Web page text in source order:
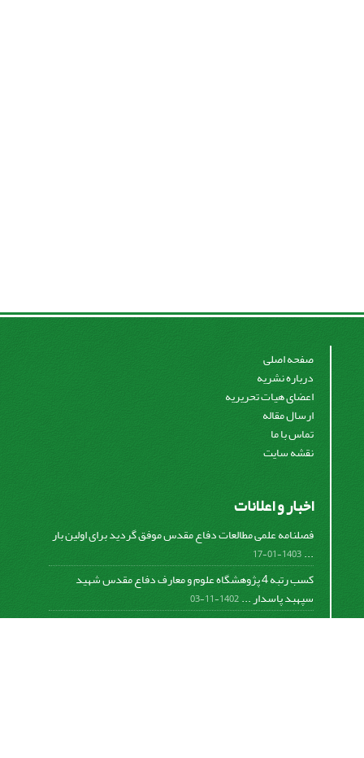
صفحه اصلی
درباره نشریه
اعضای هیات تحریریه
ارسال مقاله
تماس با ما
نقشه سایت
اخبار و اعلانات
فصلنامه علمی مطالعات دفاع مقدس موفق گردید برای اولین بار
...
1403-01-17
کسب رتبه 4 پژوهشگاه علوم و معارف دفاع مقدس شهید
سپهبد پاسدار ...1402-11-03
کسب افتخار فصلنامه علمی مطالعات دفاع مقدس در دومین